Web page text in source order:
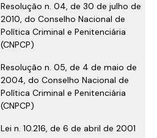
Resolução n. 04, de 30 de julho de
2010, do Conselho Nacional de
Política Criminal e Penitenciária
(CNPCP)
Resolução n. 05, de 4 de maio de
2004, do Conselho Nacional de
Política Criminal e Penitenciária
(CNPCP)
Lei n. 10.216, de 6 de abril de 2001